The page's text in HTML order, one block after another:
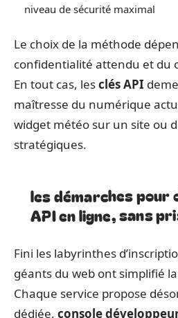
niveau de sécurité maximal
Le choix de la méthode
confidentialité attendu et du
En tout cas, lesclés API
maîtresse du numérique
widget météo sur un site ou
stratégiques.
les démarches pour
API en ligne, sans
Fini les labyrinthes
géants du web ont simplifié
Chaque service propose
dédiée, console